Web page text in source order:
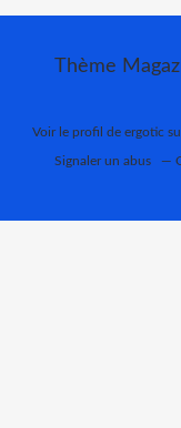
Thème
Voir le profil de ergotic
Signaler un abus